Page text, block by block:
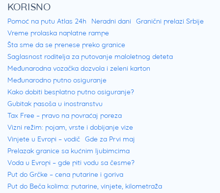
KORISNO
Pomoć na putu Atlas 24h Neradni dani
Granični prelazi Srbije
Vreme prolaska naplatne rampe
Šta sme da se prenese preko granice
Saglasnost roditelja za putovanje maloletnog deteta
Međunarodna vozačka dozvola i zeleni karton
Međunarodno putno osiguranje
Kako dobiti besplatno putno osiguranje?
Gubitak pasoša u inostranstvu
Tax Free – pravo na povraćaj poreza
Vizni režim: pojam, vrste i dobijanje vize
Vinjete u Evropi – vodič Gde za Prvi maj
Prelazak granice sa kućnim ljubimcima
Voda u Evropi – gde piti vodu sa česme?
Put do Grčke – cena putarine i goriva
Put do Beča kolima: putarine, vinjete, kilometraža